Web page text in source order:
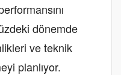
dönemde
ve teknik
planlıyor.